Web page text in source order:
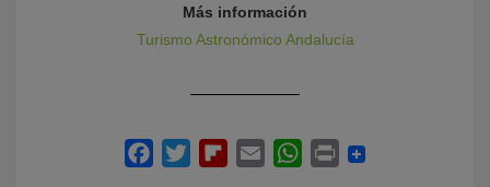
Más información
Turismo Astronómico Andalucía